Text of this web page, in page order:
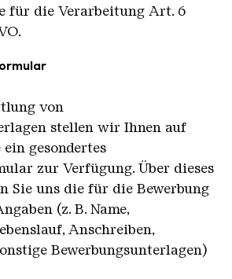
für die Verarbeitung Art. 6
von
stellen wir Ihnen auf
gesondertes
zur Verfügung. Über dieses
Sie uns die für die Bewerbung
(z. B. Name,
Anschreiben,
Bewerbungsunterlagen)